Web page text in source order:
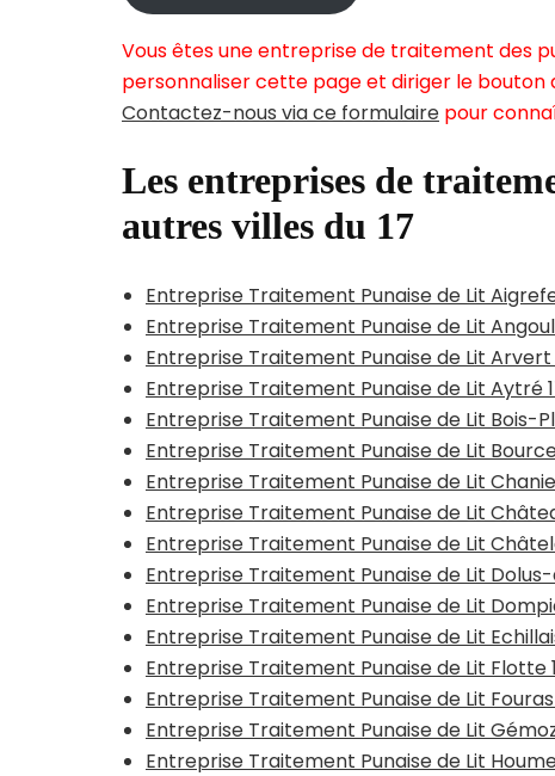
Vous êtes une entreprise de traitement des
personnaliser cette page et diriger le
Contactez-nous via ce formulaire pour
Les entreprises de
autres villes du 17
Entreprise Traitement Punaise de Lit
Entreprise Traitement Punaise de Lit
Entreprise Traitement Punaise de Lit Arvert
Entreprise Traitement Punaise de Lit Aytré
Entreprise Traitement Punaise de Lit Bois-
Entreprise Traitement Punaise de Lit
Entreprise Traitement Punaise de Lit
Entreprise Traitement Punaise de Lit
Entreprise Traitement Punaise de Lit
Entreprise Traitement Punaise de Lit Dolus-
Entreprise Traitement Punaise de Lit
Entreprise Traitement Punaise de Lit
Entreprise Traitement Punaise de Lit Flotte
Entreprise Traitement Punaise de Lit
Entreprise Traitement Punaise de Lit
Entreprise Traitement Punaise de Lit